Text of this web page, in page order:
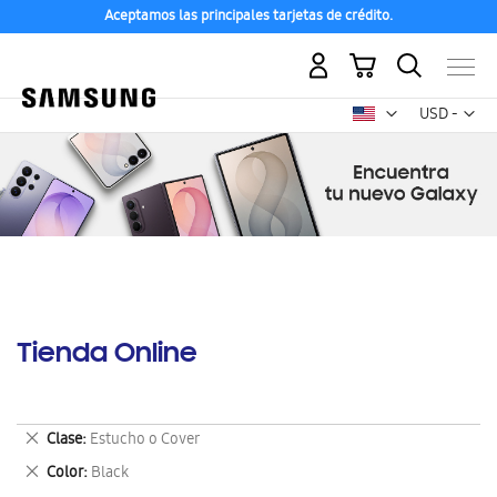
Aceptamos las principales tarjetas de crédito.
USD -
dólar
Mi carrito
Tienda Online
Clase Estucho o Cover
Eliminar
este
artículo
Color Black
Eliminar